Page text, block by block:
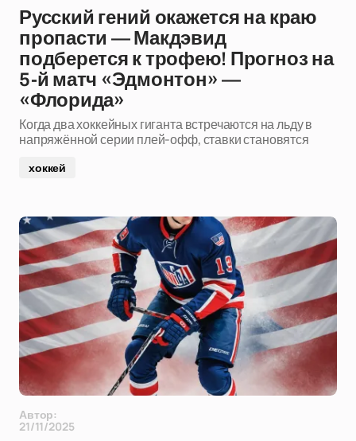
Русский гений окажется на краю
пропасти — Макдэвид
подберется к трофею! Прогноз на
5-й матч «Эдмонтон» —
«Флорида»
Когда два хоккейных гиганта встречаются на льду в
напряжённой серии плей-офф, ставки становятся
хоккей
Автор:
21/11/2025